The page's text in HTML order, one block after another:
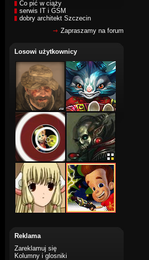
Co pić w ciąży
serwis IT i GSM
dobry architekt Szczecin
Zapraszamy na forum
Losowi użytkownicy
Reklama
Zareklamuj się
Kolumny i glosniki